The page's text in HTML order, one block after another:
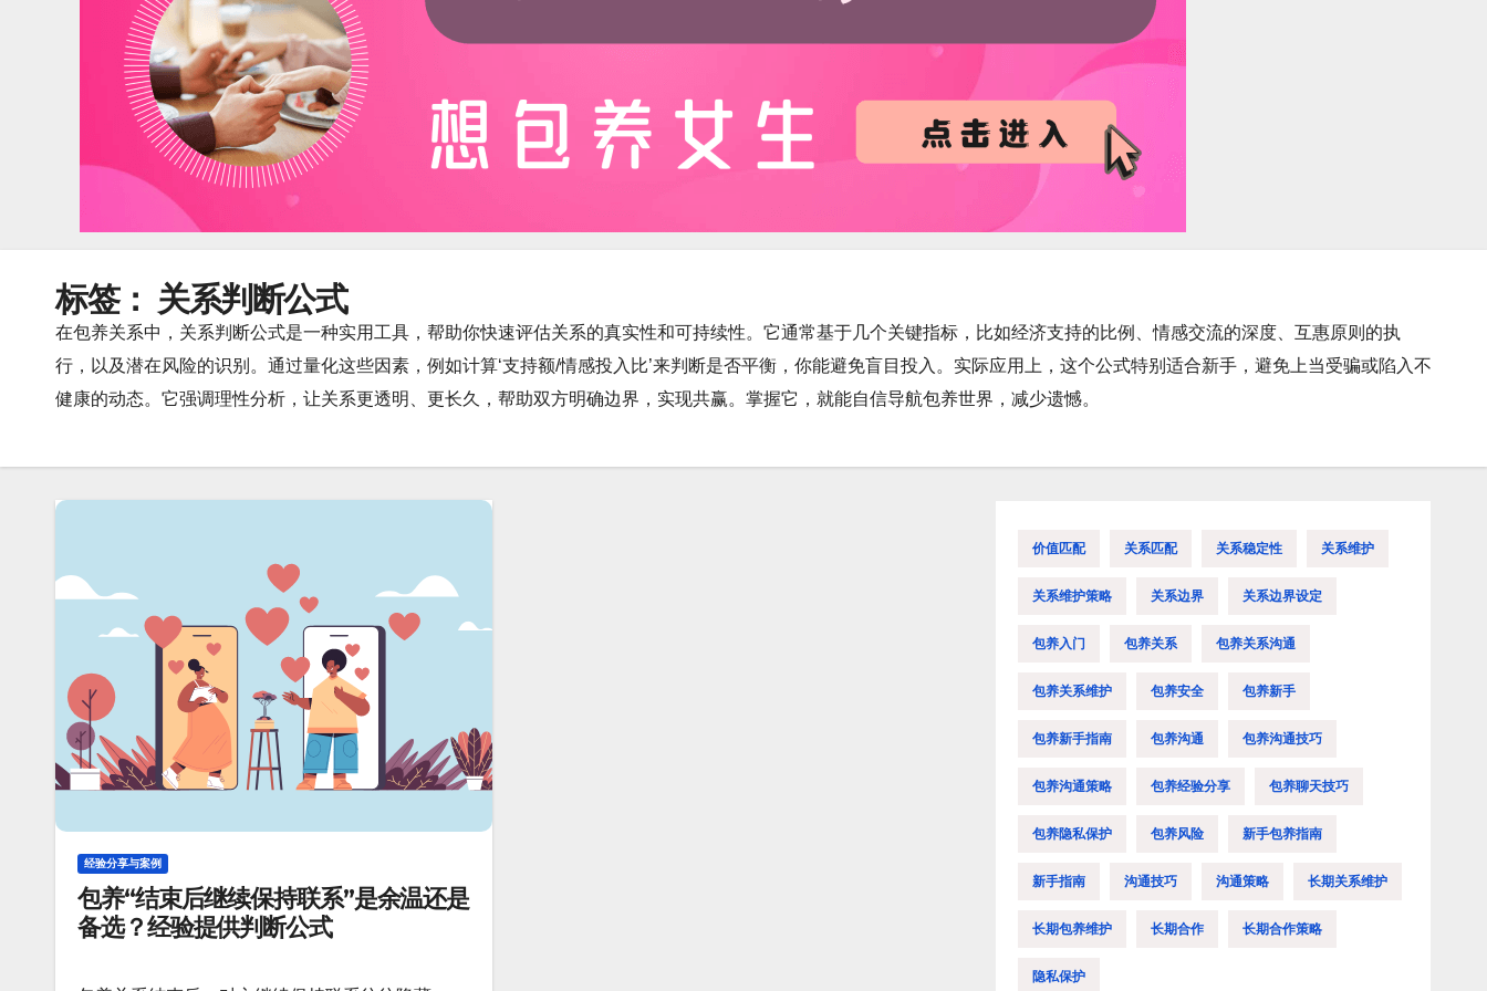
标签： 关系判断公式
在包养关系中，关系判断公式是一种实用工具，帮助你快速评估关系的真实性和可持续性。它通常基于几个关键指标，比如经济支持的比例、情感交流的深度、互惠原则的执
行，以及潜在风险的识别。通过量化这些因素，例如计算‘支持额/情感投入比’来判断是否平衡，你能避免盲目投入。实际应用上，这个公式特别适合新手，避免上当受骗或陷入不
健康的动态。它强调理性分析，让关系更透明、更长久，帮助双方明确边界，实现共赢。掌握它，就能自信导航包养世界，减少遗憾。
经验分享与案例
包养“结束后继续保持联系”是余温还是
备选？经验提供判断公式
价值匹配 关系匹配 关系稳定性 关系维护
关系维护策略 关系边界 关系边界设定
包养入门 包养关系 包养关系沟通
包养关系维护 包养安全 包养新手
包养新手指南 包养沟通 包养沟通技巧
包养沟通策略 包养经验分享 包养聊天技巧
包养隐私保护 包养风险 新手包养指南
新手指南 沟通技巧 沟通策略 长期关系维护
长期包养维护 长期合作 长期合作策略
隐私保护